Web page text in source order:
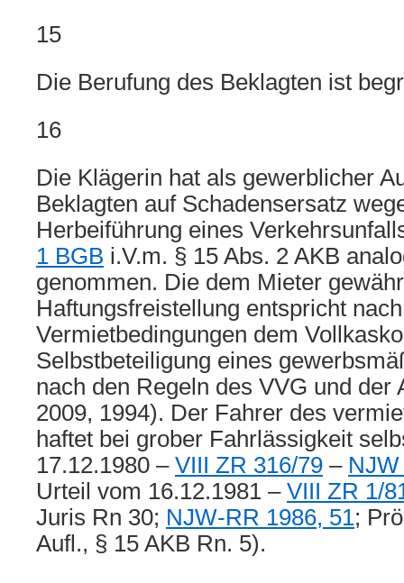
15
Die Berufung des Beklagten ist
16
Die Klägerin hat als gewerblicher
Beklagten auf Schadensersatz
Herbeiführung eines
1 BGB i.V.m. § 15 Abs. 2 AKB
genommen. Die dem Mieter
Haftungsfreistellung entspricht
Vermietbedingungen dem
Selbstbeteiligung eines
nach den Regeln des VVG und der
2009, 1994). Der Fahrer des
haftet bei grober Fahrlässigkeit
17.12.1980 – VIII ZR 316/79 –
Urteil vom 16.12.1981 – VIII ZR 1/
Juris Rn 30; NJW-RR 1986, 51;
Aufl., § 15 AKB Rn. 5).